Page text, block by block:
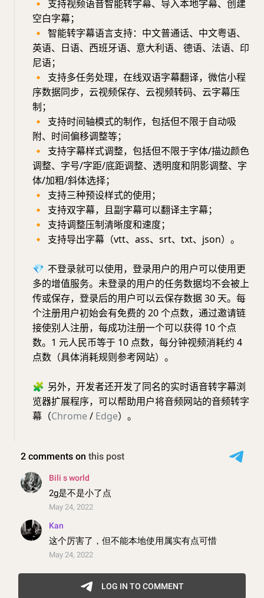
🔸
支持视频语音智能转字幕、导入本地字幕、创建
空白字幕；
🔸 智能转字幕语言支持：中文普通话、中文粤语、
英语、日语、西班牙语、意大利语、德语、法语、印
尼语；
🔸
支持多任务处理，在线双语字幕翻译，微信小程
序数据同步，云视频保存、云视频转码、云字幕压
制；
🔸
支持时间轴模式的制作，包括但不限于自动吸
附、时间偏移调整等；
🔸
支持字幕样式调整，包括但不限于字体/描边颜色
调整、字号/字距/底距调整、透明度和阴影调整、字
体/加粗/斜体选择；
🔸
支持三种预设样式的使用；
🔸
支持双字幕，且副字幕可以翻译主字幕；
🔸
支持调整压制清晰度和速度；
🔸
支持导出字幕（vtt、ass、srt、txt、json）。
💎 不登录就可以使用，登录用户的用户可以使用更
多的增值服务。未登录的用户的任务数据均不会被上
传或保存，登录后的用户可以云保存数据 30 天。每
个注册用户初始会有免费的 20 个点数，通过邀请链
接使别人注册，每成功注册一个可以获得 10 个点
数。1 元人民币等于 10 点数，每分钟视频消耗约 4
点数（具体消耗规则参考网站）。
🧩 另外，开发者还开发了同名的实时语音转字幕浏
览器扩展程序，可以帮助用户将音频网站的音频转字
幕（Chrome/ Edge）。